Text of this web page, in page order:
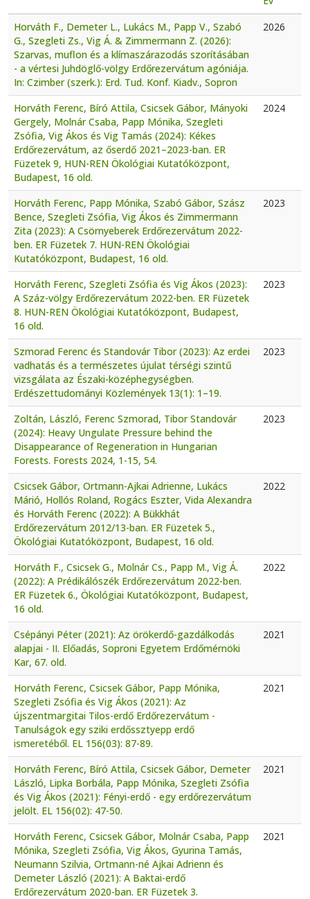
Horváth F., Demeter L., Lukács M., Papp V., Szabó
G., Szegleti Zs., Vig Á. & Zimmermann Z. (2026):
Szarvas, muflon és a klímaszárazodás szorításában
- a vértesi Juhdöglő-völgy Erdőrezervátum agóniája.
In: Czimber (szerk.): Erd. Tud. Konf. Kiadv., Sopron
2026
Horváth Ferenc, Bíró Attila, Csicsek Gábor, Mányoki
Gergely, Molnár Csaba, Papp Mónika, Szegleti
Zsófia, Vig Ákos és Vig Tamás (2024): Kékes
Erdőrezervátum, az őserdő 2021–2023-ban. ER
Füzetek 9, HUN-REN Ökológiai Kutatóközpont,
Budapest, 16 old.
2024
Horváth Ferenc, Papp Mónika, Szabó Gábor, Szász
Bence, Szegleti Zsófia, Vig Ákos és Zimmermann
Zita (2023): A Csörnyeberek Erdőrezervátum 2022-
ben. ER Füzetek 7. HUN-REN Ökológiai
Kutatóközpont, Budapest, 16 old.
2023
Horváth Ferenc, Szegleti Zsófia és Vig Ákos (2023):
A Száz-völgy Erdőrezervátum 2022-ben. ER Füzetek
8. HUN-REN Ökológiai Kutatóközpont, Budapest,
16 old.
2023
Szmorad Ferenc és Standovár Tibor (2023): Az erdei
vadhatás és a természetes újulat térségi szintű
vizsgálata az Északi-középhegységben.
Erdészettudományi Közlemények 13(1): 1–19.
2023
Zoltán, László, Ferenc Szmorad, Tibor Standovár
(2024): Heavy Ungulate Pressure behind the
Disappearance of Regeneration in Hungarian
Forests. Forests 2024, 1-15, 54.
2023
Csicsek Gábor, Ortmann-Ajkai Adrienne, Lukács
Márió, Hollós Roland, Rogács Eszter, Vida Alexandra
és Horváth Ferenc (2022): A Bükkhát
Erdőrezervátum 2012/13-ban. ER Füzetek 5.,
Ökológiai Kutatóközpont, Budapest, 16 old.
2022
Horváth F., Csicsek G., Molnár Cs., Papp M., Vig Á.
(2022): A Prédikálószék Erdőrezervátum 2022-ben.
ER Füzetek 6., Ökológiai Kutatóközpont, Budapest,
16 old.
2022
Csépányi Péter (2021): Az örökerdő-gazdálkodás
alapjai - II. Előadás, Soproni Egyetem Erdőmérnöki
Kar, 67. old.
2021
Horváth Ferenc, Csicsek Gábor, Papp Mónika,
Szegleti Zsófia és Vig Ákos (2021): Az
újszentmargitai Tilos-erdő Erdőrezervátum -
Tanulságok egy sziki erdőssztyepp erdő
ismeretéből. EL 156(03): 87-89.
2021
Horváth Ferenc, Bíró Attila, Csicsek Gábor, Demeter
László, Lipka Borbála, Papp Mónika, Szegleti Zsófia
és Vig Ákos (2021): Fényi-erdő - egy erdőrezervátum
jelölt. EL 156(02): 47-50.
2021
Horváth Ferenc, Csicsek Gábor, Molnár Csaba, Papp
Mónika, Szegleti Zsófia, Vig Ákos, Gyurina Tamás,
Neumann Szilvia, Ortmann-né Ajkai Adrienn és
Demeter László (2021): A Baktai-erdő
Erdőrezervátum 2020-ban. ER Füzetek 3.
2021